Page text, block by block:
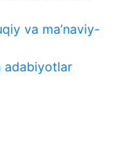
va ma’naviy-
adabiyotlar